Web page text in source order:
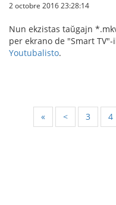
2 octobre 2016 23:28:14
Nun ekzistas taŭgajn
per ekrano de "Smart
Youtubalisto.
« < 3 4